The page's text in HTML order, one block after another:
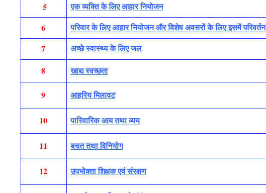
5 एक व्यक्ति के लिए आहार नियोजन
6 परिवार के लिए आहार नियोजन और विशेष अवसरों के लिए इसमें परिवर्तन
7 अच्छे स्वास्थ्य के लिए जल
8 खाद्य स्वच्छता
9 आहरिय मिलावट
10 पारिवारिक आय तथा व्यय
11 बचत तथा विनियोग
12 उपभोक्ता शिक्षक एवं संरक्षण